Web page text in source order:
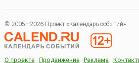
© 2005—2026 Проект «Календарь событий»
О проекте Продвижение Реклама